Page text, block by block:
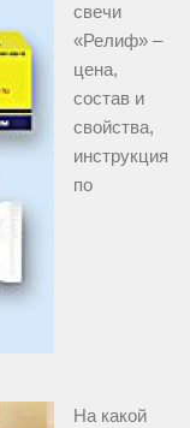
свечи
«Релиф» –
цена,
состав и
свойства,
инструкция
по
На какой